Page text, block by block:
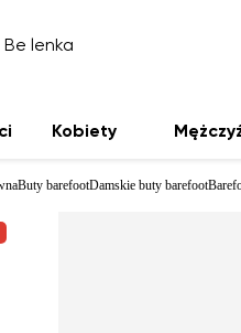
Kobiety
Buty barefootDamskie buty barefoot